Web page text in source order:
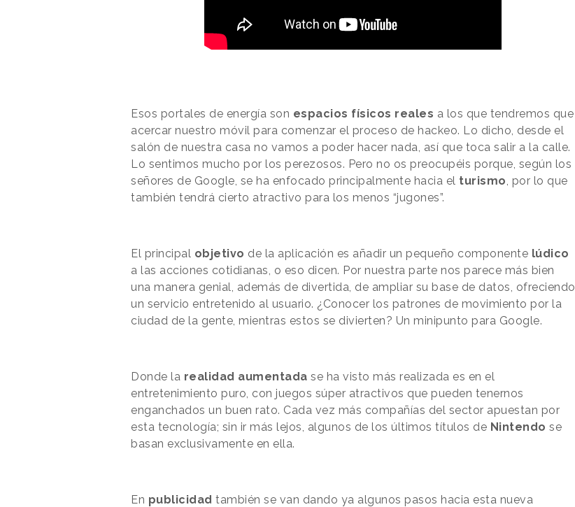
Esos portales de energía son espacios físicos reales a los que tendremos que
acercar nuestro móvil para comenzar el proceso de hackeo. Lo dicho, desde el
salón de nuestra casa no vamos a poder hacer nada, así que toca salir a la calle.
Lo sentimos mucho por los perezosos. Pero no os preocupéis porque, según los
señores de Google, se ha enfocado principalmente hacia el turismo , por lo que
también tendrá cierto atractivo para los menos “jugones”.
El principal objetivo de la aplicación es añadir un pequeño componente lúdico
a las acciones cotidianas, o eso dicen. Por nuestra parte nos parece más bien
una manera genial, además de divertida, de ampliar su base de datos, ofreciendo
un servicio entretenido al usuario. ¿Conocer los patrones de movimiento por la
ciudad de la gente, mientras estos se divierten? Un minipunto para Google.
Donde la realidad aumentada se ha visto más realizada es en el
entretenimiento puro, con juegos súper atractivos que pueden tenernos
enganchados un buen rato. Cada vez más compañías del sector apuestan por
esta tecnología; sin ir más lejos, algunos de los últimos títulos de Nintendo se
basan exclusivamente en ella.
En publicidad también se van dando ya algunos pasos hacia esta nueva